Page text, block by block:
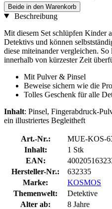
Beide in den Warenkorb
Beschreibung
Mit diesem Set schlüpfen Kinder
Detektivs und können
diese miteinander vergleichen. So
innerhalb von kürzester Zeit
Mit Pulver & Pinsel
Beweise sichern wie die
Tolles Geschenk für alle
Inhalt: Pinsel, Fingerabdruck-
ein illustriertes Begleitheft
Art.-Nr.:
MUE-KOS-
Inhalt:
1 Stk
EAN:
Hersteller-Nr.:
632335
Marke:
KOSMOS
Themenwelt:
Detektive
Alter ab:
8 Jahre